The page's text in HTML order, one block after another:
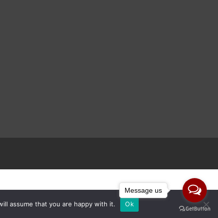
assume that you are happy with it. Ok
Message us